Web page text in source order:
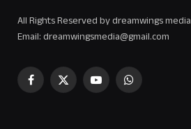
All Rights Reserved by dreamwings media
Email: dreamwingsmedia@gmail.com
Facebook
X
YouTubeWhatsApp